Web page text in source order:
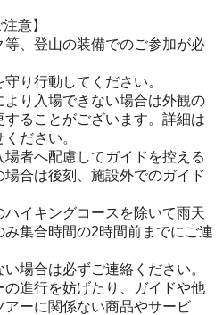
意】
、登山の装備でのご参加が必
り行動してください。
より入場できない場合は外観の
ることがございます。詳細は
ださい。
場者へ配慮してガイドを控える
合は後刻、施設外でのガイド
イキングコースを除いて雨天
集合時間の2時間前までにご連
場合は必ずご連絡ください。
の進行を妨げたり、ガイドや他
ーに関係ない商品やサービ